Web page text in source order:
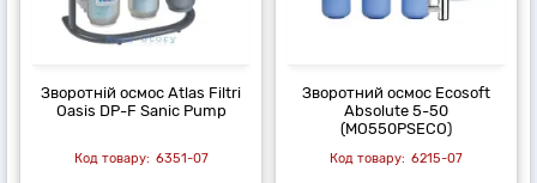
Зворотній осмос Atlas Filtri
Oasis DP-F Sanic Pump
6351-07
Зворотний осмос Ecosoft
Absolute 5-50
(MO550PSECO)
6215-07